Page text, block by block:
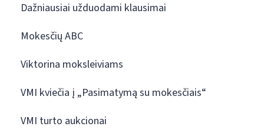
Dažniausiai užduodami klausimai
Mokesčių ABC
Viktorina moksleiviams
VMI kviečia į „Pasimatymą su mokesčiais“
VMI turto aukcionai